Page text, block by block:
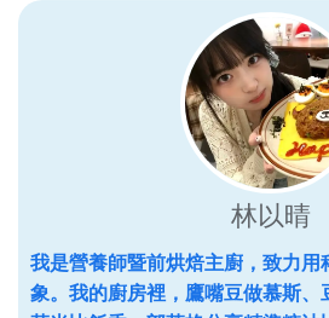
林以晴
我是營養師暨前烘焙主廚，致力用
象。我的廚房裡，鷹嘴豆做慕斯、